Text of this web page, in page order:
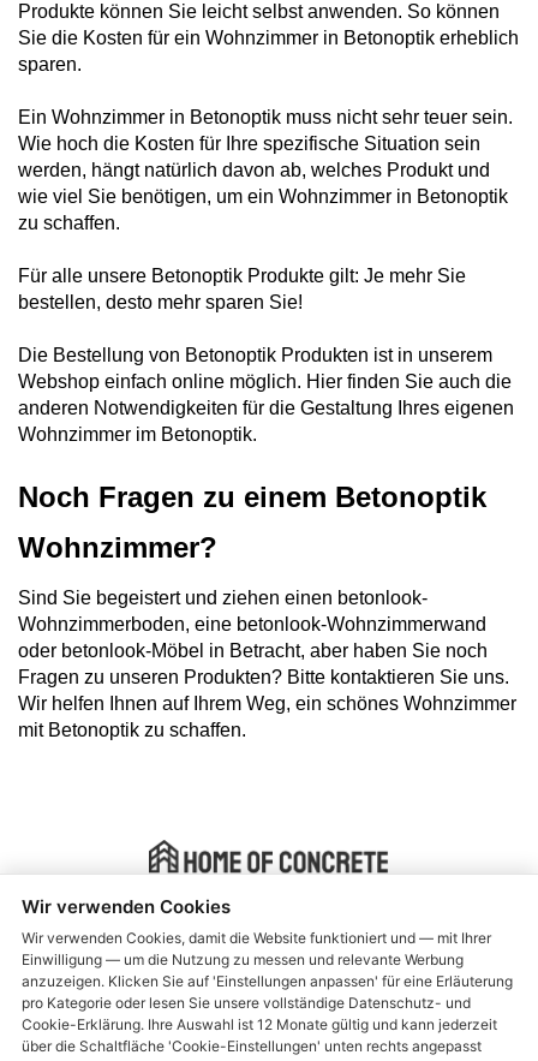
Produkte können Sie leicht selbst anwenden. So können
Sie die Kosten für ein Wohnzimmer in Betonoptik erheblich
sparen.
Ein Wohnzimmer in Betonoptik muss nicht sehr teuer sein.
Wie hoch die Kosten für Ihre spezifische Situation sein
werden, hängt natürlich davon ab, welches Produkt und
wie viel Sie benötigen, um ein Wohnzimmer in Betonoptik
zu schaffen.
Für alle unsere Betonoptik Produkte gilt: Je mehr Sie
bestellen, desto mehr sparen Sie!
Die Bestellung von Betonoptik Produkten ist in unserem
Webshop einfach online möglich. Hier finden Sie auch die
anderen Notwendigkeiten für die Gestaltung Ihres eigenen
Wohnzimmer im Betonoptik.
Noch Fragen zu einem Betonoptik
Wohnzimmer?
Sind Sie begeistert und ziehen einen betonlook-
Wohnzimmerboden, eine betonlook-Wohnzimmerwand
oder betonlook-Möbel in Betracht, aber haben Sie noch
Fragen zu unseren Produkten? Bitte kontaktieren Sie uns.
Wir helfen Ihnen auf Ihrem Weg, ein schönes Wohnzimmer
mit Betonoptik zu schaffen.
Instant Beton Ciré ® is manufactured by Home of Concrete
Allgemeine Geschäftsbedingungen
Lieferung und Rückgabe
Gewährleistung und Beschwerden
Wir verwenden Cookies
Wir verwenden Cookies, damit die Website funktioniert und — mit Ihrer
Einwilligung — um die Nutzung zu messen und relevante Werbung
anzuzeigen. Klicken Sie auf 'Einstellungen anpassen' für eine Erläuterung
pro Kategorie oder lesen Sie unsere vollständige Datenschutz- und
Cookie-Erklärung. Ihre Auswahl ist 12 Monate gültig und kann jederzeit
über die Schaltfläche 'Cookie-Einstellungen' unten rechts angepasst